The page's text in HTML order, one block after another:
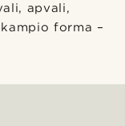
apvali,
forma –